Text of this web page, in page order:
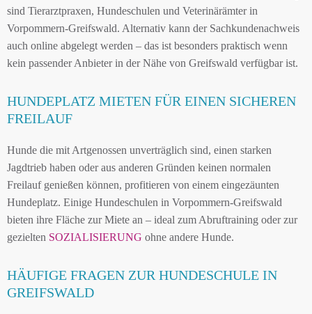
sind Tierarztpraxen, Hundeschulen und Veterinärämter in
Vorpommern-Greifswald. Alternativ kann der Sachkundenachweis
auch online abgelegt werden – das ist besonders praktisch wenn
kein passender Anbieter in der Nähe von Greifswald verfügbar ist.
HUNDEPLATZ MIETEN FÜR EINEN SICHEREN
FREILAUF
Hunde die mit Artgenossen unverträglich sind, einen starken
Jagdtrieb haben oder aus anderen Gründen keinen normalen
Freilauf genießen können, profitieren von einem eingezäunten
Hundeplatz. Einige Hundeschulen in Vorpommern-Greifswald
bieten ihre Fläche zur Miete an – ideal zum Abruftraining oder zur
gezielten SOZIALISIERUNG ohne andere Hunde.
HÄUFIGE FRAGEN ZUR HUNDESCHULE IN
GREIFSWALD